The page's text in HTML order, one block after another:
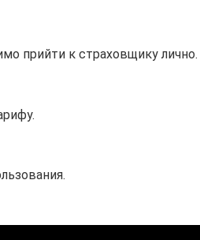
прийти к страховщику лично.